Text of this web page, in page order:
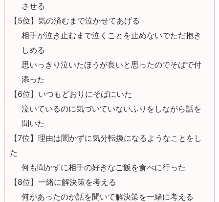
させる
【5位】気の済むまで泣かせてあげる
相手が泣き止むまで泣くことを止めないでただ抱き
しめる
思いっきり泣いたほうが良いと思ったのでそばで付
添った
【6位】いつもどおりにそばにいた
泣いているのに気づいていないふりをしながら話を
聞いた
【7位】理由は聞かずに気分転換になるようなことをし
た
何も聞かずに相手の好きなご飯を食べに行った
【8位】一緒に解決策を考える
何があったのか話を聞いて解決策を一緒に考える